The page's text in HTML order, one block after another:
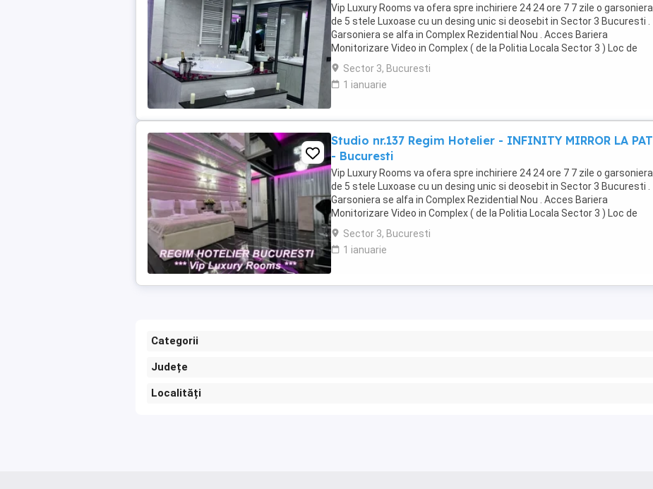
Vip Luxury Rooms va ofera spre inchiriere 24 24 ore 7 7 zile o garsoniera
de 5 stele Luxoase cu un desing unic si deosebit in Sector 3 Bucuresti .
Garsoniera se alfa in Complex Rezidential Nou . Acces Bariera
Monitorizare Video in Complex ( de la Politia Locala Sector 3 ) Loc de
parcare PRIVAT in complex ...
Sector 3, Bucuresti
1 ianuarie
Studio nr.137 Regim Hotelier - INFINITY MIRROR LA PAT
- Bucuresti
Vip Luxury Rooms va ofera spre inchiriere 24 24 ore 7 7 zile o garsoniera
de 5 stele Luxoase cu un desing unic si deosebit in Sector 3 Bucuresti .
Garsoniera se alfa in Complex Rezidential Nou . Acces Bariera
Monitorizare Video in Complex ( de la Politia Locala Sector 3 ) Loc de
parcare PRIVAT in complex ...
Sector 3, Bucuresti
1 ianuarie
Categorii
Județe
Localități